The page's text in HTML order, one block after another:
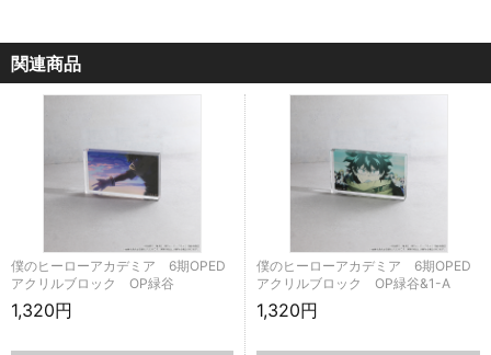
関連商品
僕のヒーローアカデミア 6期OPED
アクリルブロック OP緑谷
1,320円
僕のヒーローアカデミア 6期OPED
アクリルブロック OP緑谷&1-A
1,320円